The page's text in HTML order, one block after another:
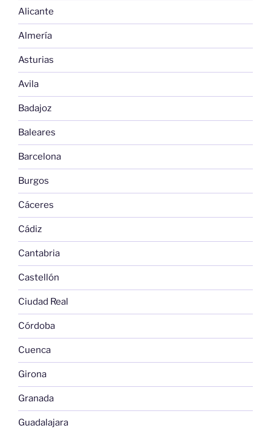
Alicante
Almería
Asturias
Avila
Badajoz
Baleares
Barcelona
Burgos
Cáceres
Cádiz
Cantabria
Castellón
Ciudad Real
Córdoba
Cuenca
Girona
Granada
Guadalajara